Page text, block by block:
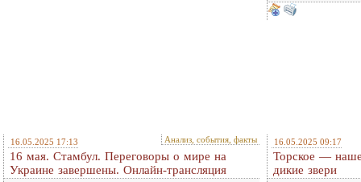
16.05.2025 17:13 Анализ, события, факты
16 мая. Стамбул. Переговоры о мире на
Украине завершены. Онлайн-трансляция
16.05.2025 09:17
Торское —
дикие звери